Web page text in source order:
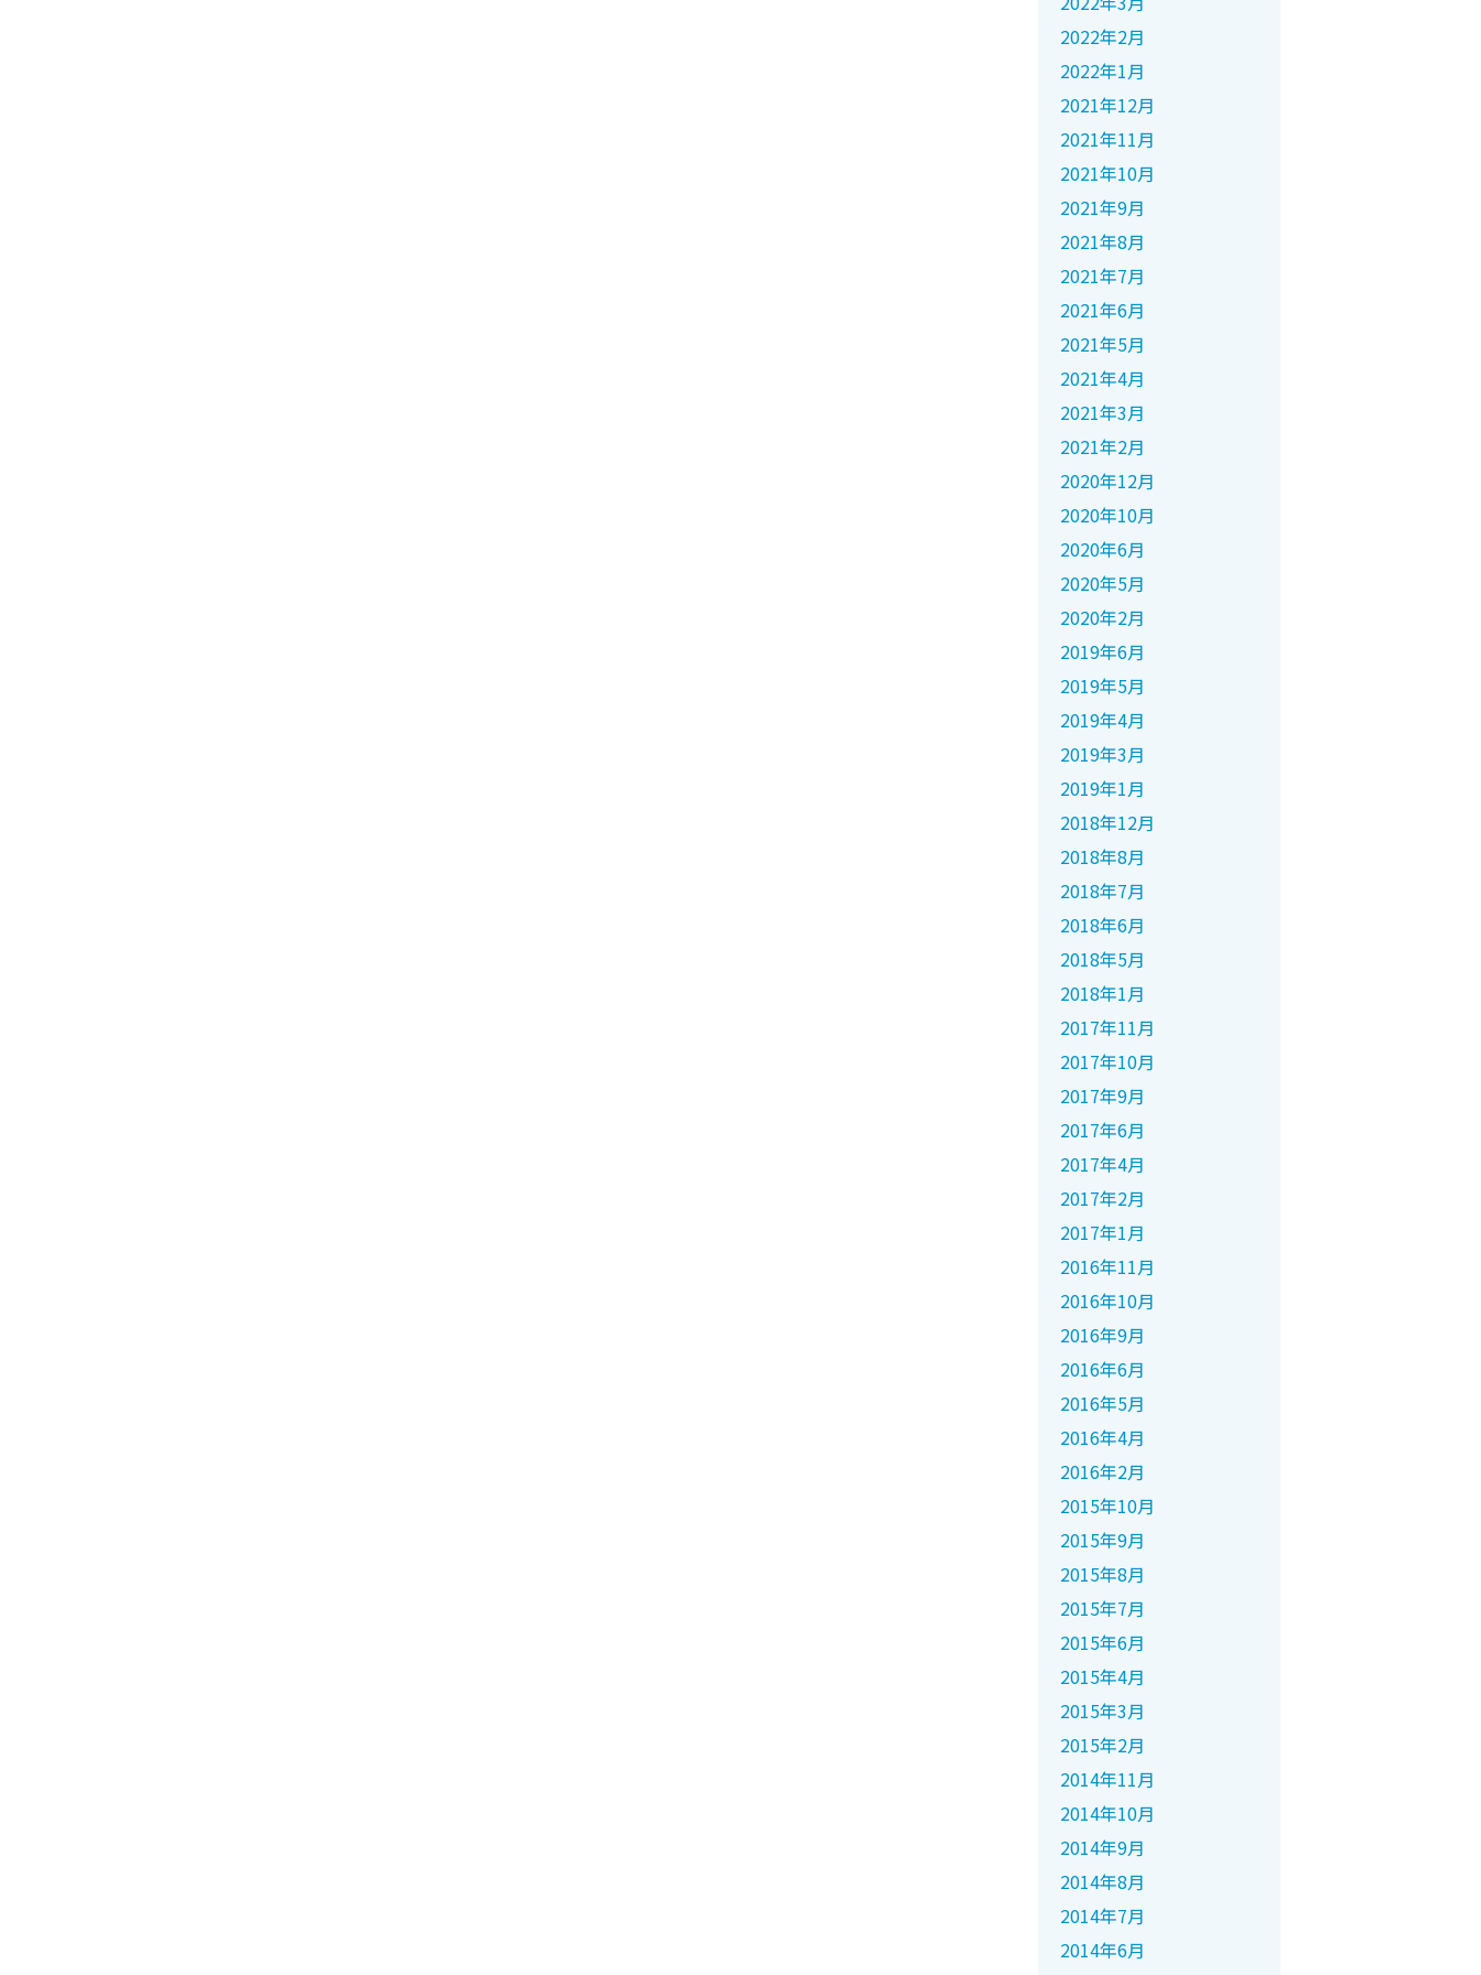
2022年2月
2022年1月
2021年12月
2021年11月
2021年10月
2021年9月
2021年8月
2021年7月
2021年6月
2021年5月
2021年4月
2021年3月
2021年2月
2020年12月
2020年10月
2020年6月
2020年5月
2020年2月
2019年6月
2019年5月
2019年4月
2019年3月
2019年1月
2018年12月
2018年8月
2018年7月
2018年6月
2018年5月
2018年1月
2017年11月
2017年10月
2017年9月
2017年6月
2017年4月
2017年2月
2017年1月
2016年11月
2016年10月
2016年9月
2016年6月
2016年5月
2016年4月
2016年2月
2015年10月
2015年9月
2015年8月
2015年7月
2015年6月
2015年4月
2015年3月
2015年2月
2014年11月
2014年10月
2014年9月
2014年8月
2014年7月
2014年6月